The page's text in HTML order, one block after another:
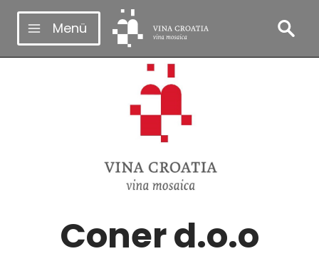
Zum
Inhalt
springen
Menü
Coner d.o.o